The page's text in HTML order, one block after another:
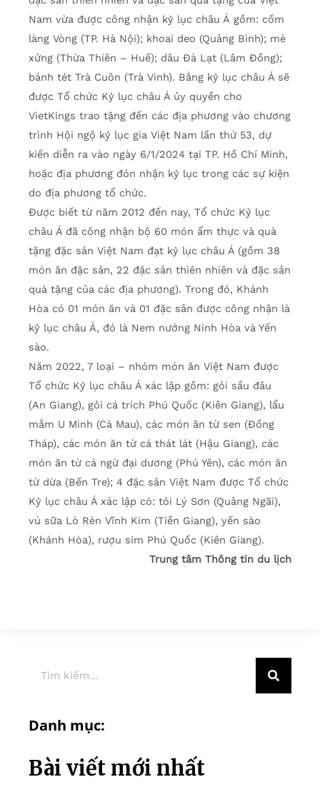
Nam vừa được công nhận kỷ lục châu Á gồm: cốm
làng Vòng (TP. Hà Nội); khoai deo (Quảng Bình); mè
xửng (Thừa Thiên – Huế); dâu Đà Lạt (Lâm Đồng);
bánh tét Trà Cuôn (Trà Vinh). Bằng kỷ lục châu Á sẽ
được Tổ chức Kỷ lục châu Á ủy quyền cho
VietKings trao tặng đến các địa phương vào chương
trình Hội ngộ kỷ lục gia Việt Nam lần thứ 53, dự
kiến diễn ra vào ngày 6/1/2024 tại TP. Hồ Chí Minh,
hoặc địa phương đón nhận kỷ lục trong các sự kiện
do địa phương tổ chức.
Được biết từ năm 2012 đến nay, Tổ chức Kỷ lục
châu Á đã công nhận bộ 60 món ẩm thực và quà
tặng đặc sản Việt Nam đạt kỷ lục châu Á (gồm 38
món ăn đặc sản, 22 đặc sản thiên nhiên và đặc sản
quà tặng của các địa phương). Trong đó, Khánh
Hòa có 01 món ăn và 01 đặc sản được công nhận là
kỷ lục châu Á, đó là Nem nướng Ninh Hòa và Yến
sào.
Năm 2022, 7 loại – nhóm món ăn Việt Nam được
Tổ chức Kỷ lục châu Á xác lập gồm: gỏi sầu đâu
(An Giang), gỏi cá trích Phú Quốc (Kiên Giang), lẩu
mắm U Minh (Cà Mau), các món ăn từ sen (Đồng
Tháp), các món ăn từ cá thát lát (Hậu Giang), các
món ăn từ cá ngừ đại dương (Phú Yên), các món ăn
từ dừa (Bến Tre); 4 đặc sản Việt Nam được Tổ chức
Kỷ lục châu Á xác lập có: tỏi Lý Sơn (Quảng Ngãi),
vú sữa Lò Rèn Vĩnh Kim (Tiền Giang), yến sào
(Khánh Hòa), rượu sim Phú Quốc (Kiên Giang).
Trung tâm Thông tin du lịch
Danh mục:
Bài viết mới nhất